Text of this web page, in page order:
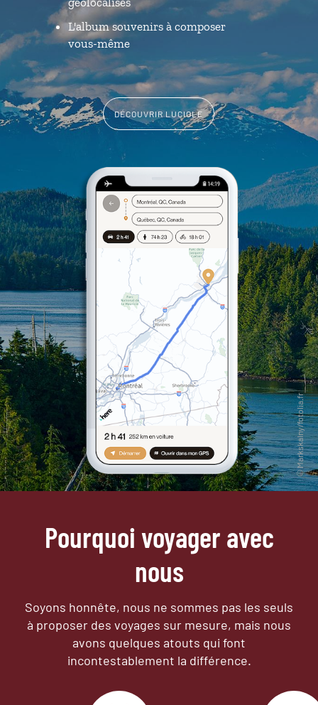
L'album souvenirs à composer
vous-même
DÉCOUVRIR LUCIOLE
Pourquoi voyager avec
nous
Soyons honnête, nous ne sommes pas les seuls
à proposer des voyages sur mesure, mais nous
avons quelques atouts qui font
incontestablement la différence.